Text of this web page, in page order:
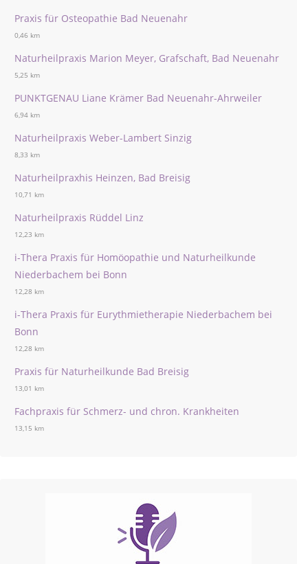
Praxis für Osteopathie Bad Neuenahr
0,46 km
Naturheilpraxis Marion Meyer, Grafschaft, Bad Neuenahr
5,25 km
PUNKTGENAU Liane Krämer Bad Neuenahr-Ahrweiler
6,94 km
Naturheilpraxis Weber-Lambert Sinzig
8,33 km
Naturheilpraxhis Heinzen, Bad Breisig
10,71 km
Naturheilpraxis Rüddel Linz
12,23 km
i-Thera Praxis für Homöopathie und Naturheilkunde
Niederbachem bei Bonn
12,28 km
i-Thera Praxis für Eurythmietherapie Niederbachem bei
Bonn
12,28 km
Praxis für Naturheilkunde Bad Breisig
13,01 km
Fachpraxis für Schmerz- und chron. Krankheiten
13,15 km